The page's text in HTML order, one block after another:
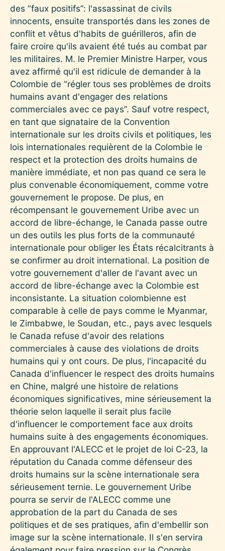
des “faux positifs”: l'assassinat de civils
innocents, ensuite transportés dans les zones de
conflit et vêtus d'habits de guérilleros, afin de
faire croire qu'ils avaient été tués au combat par
les militaires. M. le Premier Ministre Harper, vous
avez affirmé qu'il est ridicule de demander à la
Colombie de “régler tous ses problèmes de droits
humains avant d'engager des relations
commerciales avec ce pays”. Sauf votre respect,
en tant que signataire de la Convention
internationale sur les droits civils et politiques, les
lois internationales requièrent de la Colombie le
respect et la protection des droits humains de
manière immédiate, et non pas quand ce sera le
plus convenable économiquement, comme votre
gouvernement le propose. De plus, en
récompensant le gouvernement Uribe avec un
accord de libre-échange, le Canada passe outre
un des outils les plus forts de la communauté
internationale pour obliger les États récalcitrants à
se confirmer au droit international. La position de
votre gouvernement d'aller de l'avant avec un
accord de libre-échange avec la Colombie est
inconsistante. La situation colombienne est
comparable à celle de pays comme le Myanmar,
le Zimbabwe, le Soudan, etc., pays avec lesquels
le Canada refuse d'avoir des relations
commerciales à cause des violations de droits
humains qui y ont cours. De plus, l'incapacité du
Canada d'influencer le respect des droits humains
en Chine, malgré une histoire de relations
économiques significatives, mine sérieusement la
théorie selon laquelle il serait plus facile
d'influencer le comportement face aux droits
humains suite à des engagements économiques.
En approuvant l'ALECC et le projet de loi C-23, la
réputation du Canada comme défenseur des
droits humains sur la scène internationale sera
sérieusement ternie. Le gouvernement Uribe
pourra se servir de l'ALECC comme une
approbation de la part du Canada de ses
politiques et de ses pratiques, afin d'embellir son
image sur la scène internationale. Il s'en servira